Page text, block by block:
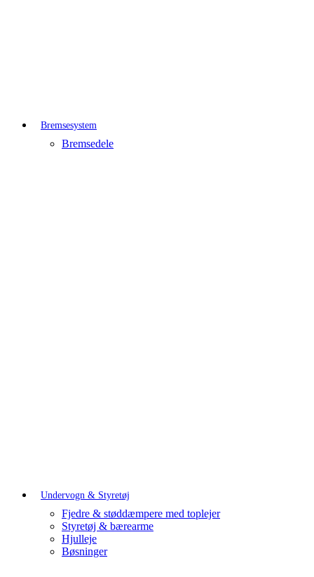
Bremsesystem
Bremsedele
Undervogn & Styretøj
Fjedre & støddæmpere med toplejer
Styretøj & bærearme
Hjulleje
Bøsninger